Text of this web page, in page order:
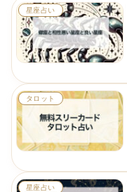
星座占い
タロット
星座占い